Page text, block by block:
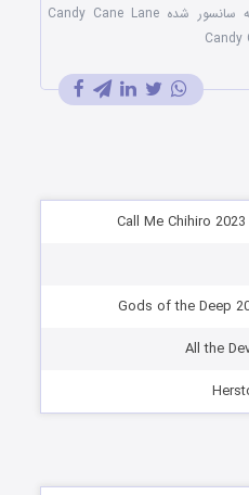
نسخه سانسور شده Candy Cane Lane